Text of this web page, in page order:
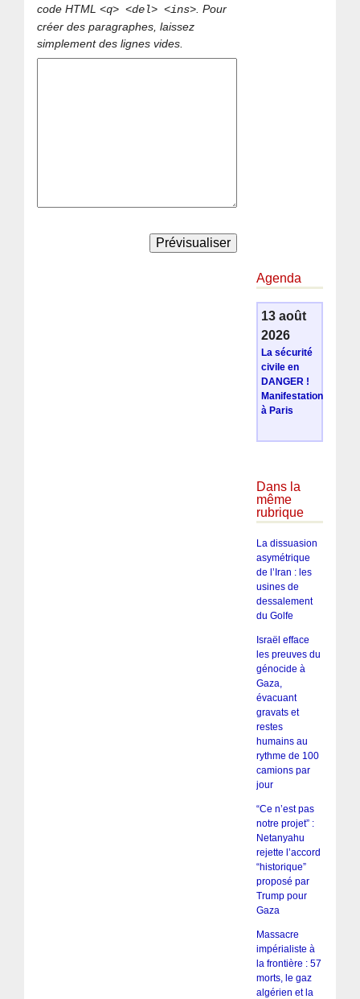
code HTML<q> <del> <ins>. Pour
créer des paragraphes, laissez
simplement des lignes vides.
Agenda
13 août
2026
La sécurité
civile en
DANGER !
Manifestation
à Paris
Dans la
même
rubrique
La dissuasion
asymétrique
de l’Iran : les
usines de
dessalement
du Golfe
Israël efface
les preuves du
génocide à
Gaza,
évacuant
gravats et
restes
humains au
rythme de 100
camions par
jour
“Ce n’est pas
notre projet” :
Netanyahu
rejette l’accord
“historique”
proposé par
Trump pour
Gaza
Massacre
impérialiste à
la frontière : 57
morts, le gaz
algérien et la